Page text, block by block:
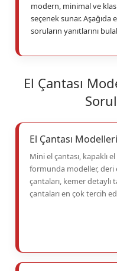
modern, minimal ve
seçenek sunar. Aşağıda
soruların yanıtlarını
El Çantası
El Çantası
Mini el çantası, kapaklı
formunda modeller, deri
çantaları, kemer detaylı
çantaları en çok tercih